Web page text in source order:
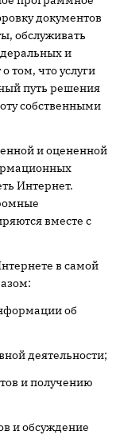
документов
обслуживать
и
том, что услуги
путь решения
собственными
и оцененной
Интернет.
вместе с
в самой
об
деятельности;
и получению
и обсуждение